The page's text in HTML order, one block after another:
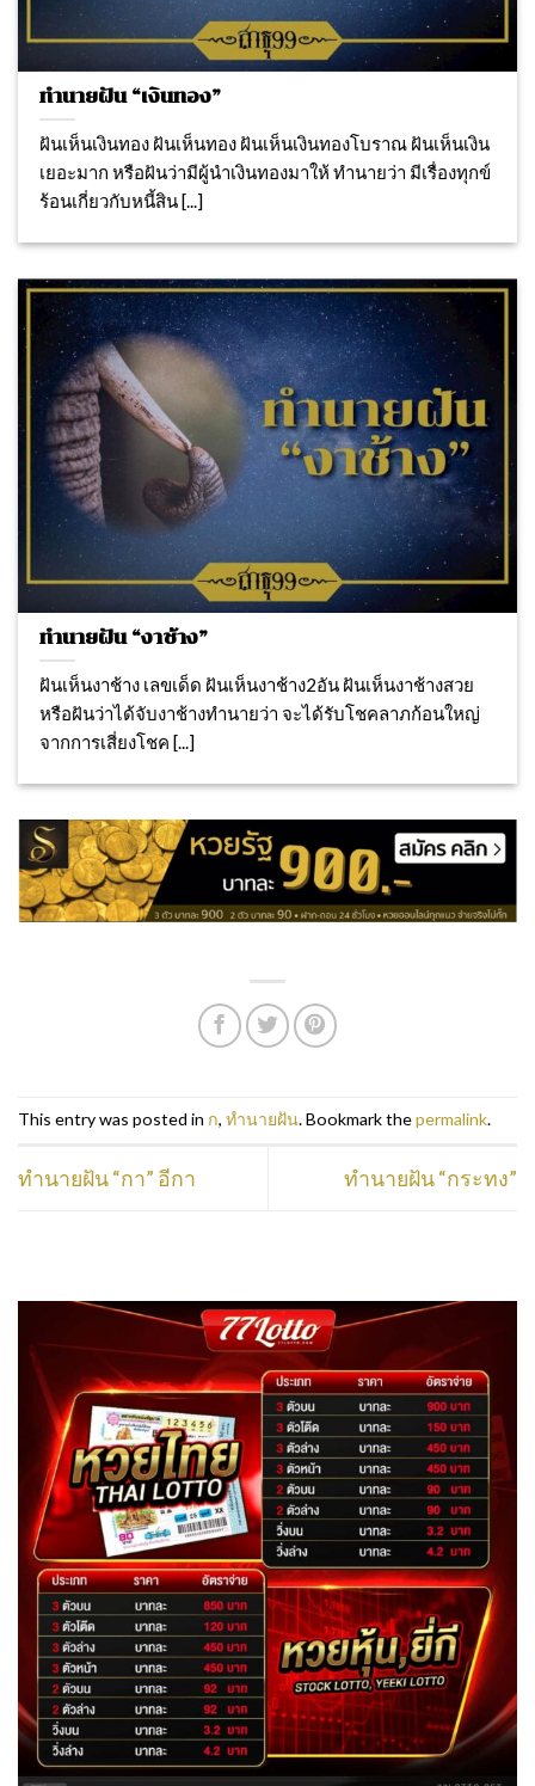
ทำนายฝัน “เงินทอง”
ฝันเห็นเงินทอง ฝันเห็นทอง ฝันเห็นเงินทองโบราณ ฝันเห็นเงิน
เยอะมาก หรือฝันว่ามีผู้นำเงินทองมาให้ ทำนายว่า มีเรื่องทุกข์
ร้อนเกี่ยวกับหนี้สิน [...]
ทำนายฝัน “งาช้าง”
ฝันเห็นงาช้าง เลขเด็ด ฝันเห็นงาช้าง2อัน ฝันเห็นงาช้างสวย
หรือฝันว่าได้จับงาช้างทำนายว่า จะได้รับโชคลาภก้อนใหญ่
จากการเสี่ยงโชค [...]
This entry was posted in ก, ทำนายฝัน. Bookmark thepermalink.
ทำนายฝัน “กา” อีกา ทำนายฝัน “กระทง”